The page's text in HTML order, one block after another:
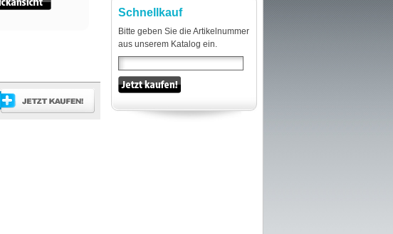
Schnellkauf
Bitte geben Sie die Artikelnummer
aus unserem Katalog ein.